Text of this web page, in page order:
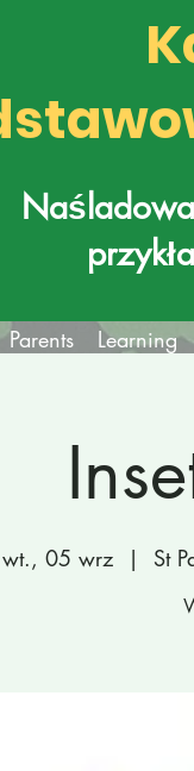
Parents Learning
wt., 05 wrz
  |
St